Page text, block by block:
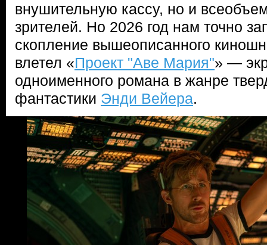
внушительную кассу, но и
зрителей. Но 2026 год нам точно
скопление вышеописанного
влетел «Проект "Аве Мария"» —
одноименного романа в жанре
фантастики Энди Вейера.